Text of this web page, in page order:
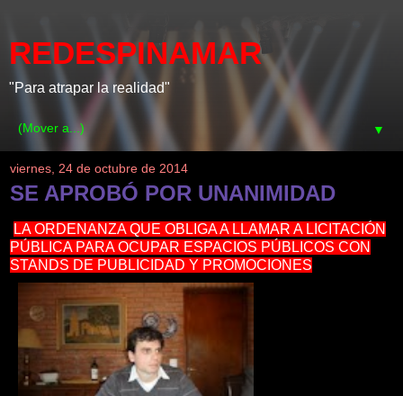
REDESPINAMAR
"Para atrapar la realidad"
▼
viernes, 24 de octubre de 2014
SE APROBÓ POR UNANIMIDAD
LA ORDENANZA QUE OBLIGA A LLAMAR A LICITACIÓN
PÚBLICA PARA OCUPAR ESPACIOS PÚBLICOS CON
STANDS DE PUBLICIDAD Y PROMOCIONES